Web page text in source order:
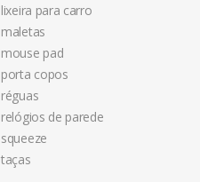
lixeira para carro
maletas
mouse pad
porta copos
réguas
relógios de parede
squeeze
taças